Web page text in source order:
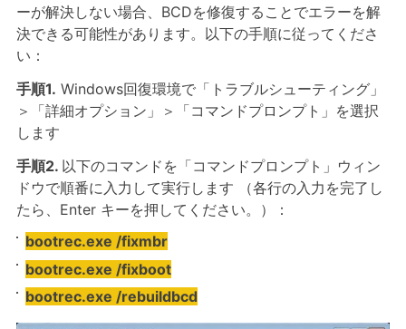
ーが解決しない場合、BCDを修復することでエラーを解
決できる可能性があります。以下の手順に従ってくださ
い：
手順1. Windows回復環境で「トラブルシューティング」
＞「詳細オプション」＞「コマンドプロンプト」を選択
します
手順2. 以下のコマンドを「コマンドプロンプト」ウィン
ドウで順番に入力して実行します （各行の入力を完了し
たら、Enter キーを押してください。）：
bootrec.exe /fixmbr
bootrec.exe /fixboot
bootrec.exe /rebuildbcd